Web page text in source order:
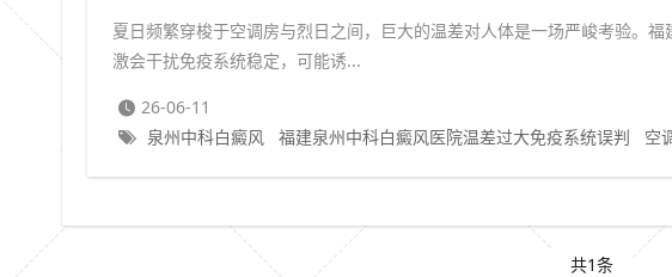
夏日频繁穿梭于空调房与烈日之间，巨大的温差对人体是一场严峻考验。
激会干扰免疫系统稳定，可能诱...
26-06-11
泉州中科白癜风
福建泉州中科白癜风医院温差过大免疫系统误判 空
共1条